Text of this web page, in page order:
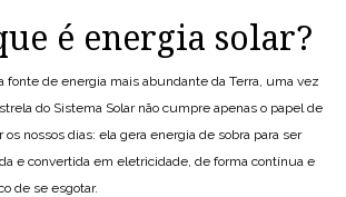
é energia solar?
fonte de energia mais abundante da Terra, uma vez
do Sistema Solar não cumpre apenas o papel de
os nossos dias: ela gera energia de sobra para ser
e convertida em eletricidade, de forma contínua e
de se esgotar.